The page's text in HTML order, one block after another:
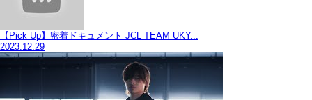
【Pick Up】密着ドキュメント JCL TEAM UKY...
2023.12.29